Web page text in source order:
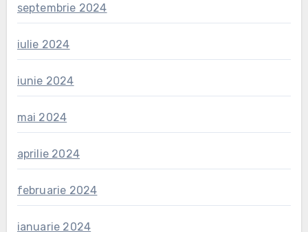
septembrie 2024
iulie 2024
iunie 2024
mai 2024
aprilie 2024
februarie 2024
ianuarie 2024